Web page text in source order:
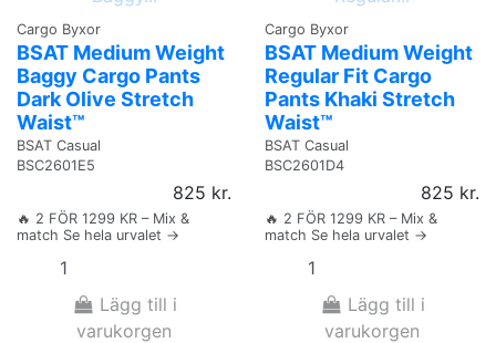
Cargo Byxor
BSAT Medium Weight
Baggy Cargo Pants
Dark Olive Stretch
Waist™
BSAT Casual
BSC2601E5
825 kr.
🔥 2 FÖR 1299 KR – Mix &
match Se hela urvalet →
Lägg till i
varukorgen
Cargo Byxor
BSAT Medium Weight
Regular Fit Cargo
Pants Khaki Stretch
Waist™
BSAT Casual
BSC2601D4
825 kr.
🔥 2 FÖR 1299 KR – Mix &
match Se hela urvalet →
Lägg till i
varukorgen